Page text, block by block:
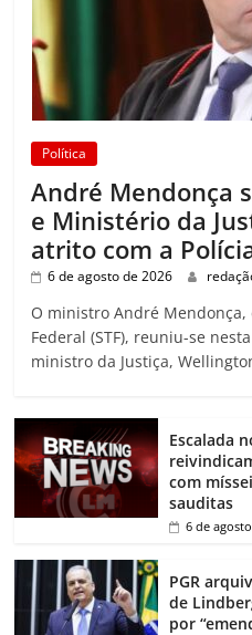
Política
André Mendonça
e Ministério da
atrito com a
6 de agosto de 2026
O ministro André
Federal (STF), reuniu-se
ministro da Justiça,
Escalada
com
sauditas
6 de
PGR
de
por